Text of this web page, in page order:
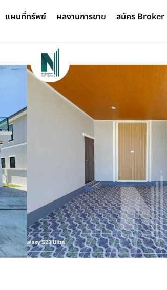
แผนที่ทรัพย์ ผลงานการขาย สมัคร Broker